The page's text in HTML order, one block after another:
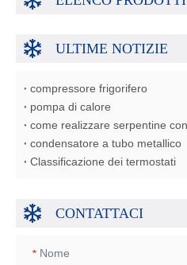
ULTIME NOTIZIE
compressore frigorifero
pompa di calore
condensatore a tubo metallico
Classificazione dei termostati
CONTATTACI
* Nome